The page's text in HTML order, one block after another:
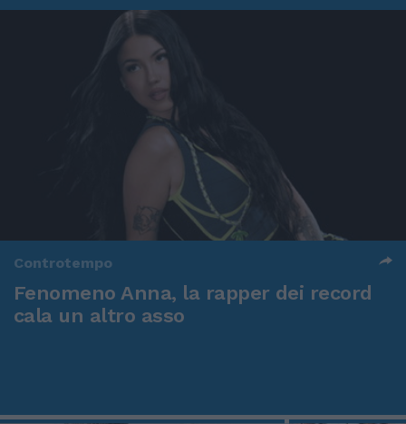
Controtempo
Fenomeno Anna, la rapper dei record
cala un altro asso